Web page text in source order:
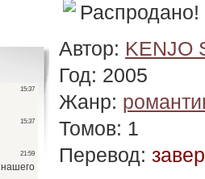
Автор: KENJO
Год: 2005
Жанр:
Томов: 1
Перевод: